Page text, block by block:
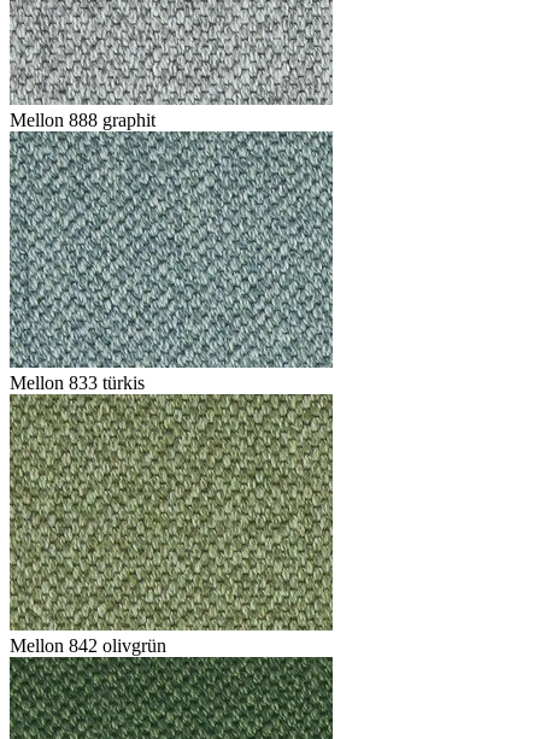
Mellon 888 graphit
Mellon 833 türkis
Mellon 842 olivgrün